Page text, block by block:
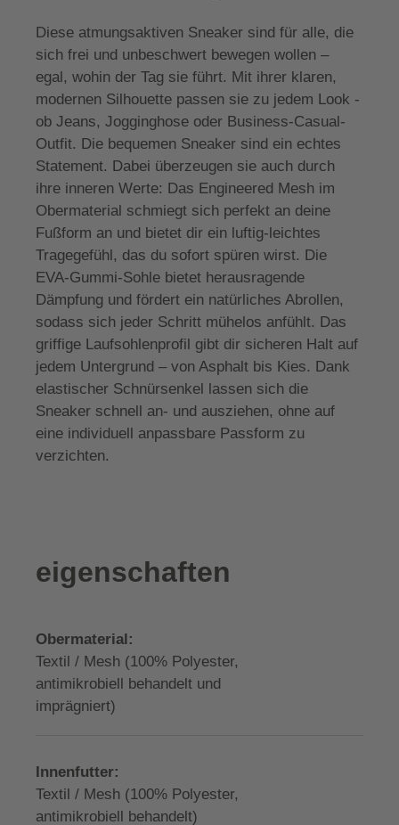
Diese atmungsaktiven Sneaker sind für alle, die
sich frei und unbeschwert bewegen wollen –
egal, wohin der Tag sie führt. Mit ihrer klaren,
modernen Silhouette passen sie zu jedem Look -
ob Jeans, Jogginghose oder Business-Casual-
Outfit. Die bequemen Sneaker sind ein echtes
Statement. Dabei überzeugen sie auch durch
ihre inneren Werte: Das Engineered Mesh im
Obermaterial schmiegt sich perfekt an deine
Fußform an und bietet dir ein luftig-leichtes
Tragegefühl, das du sofort spüren wirst. Die
EVA-Gummi-Sohle bietet herausragende
Dämpfung und fördert ein natürliches Abrollen,
sodass sich jeder Schritt mühelos anfühlt. Das
griffige Laufsohlenprofil gibt dir sicheren Halt auf
jedem Untergrund – von Asphalt bis Kies. Dank
elastischer Schnürsenkel lassen sich die
Sneaker schnell an- und ausziehen, ohne auf
eine individuell anpassbare Passform zu
verzichten.
eigenschaften
Obermaterial:
Textil / Mesh (100% Polyester,
antimikrobiell behandelt und
imprägniert)
Innenfutter:
Textil / Mesh (100% Polyester,
antimikrobiell behandelt)